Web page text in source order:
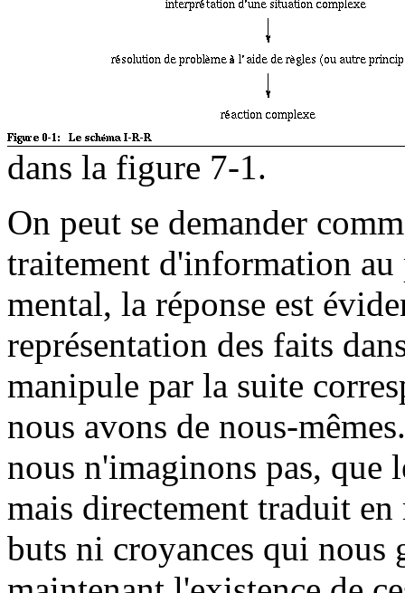
dans la figure 7-1.
On peut se demander
traitement d'information
mental, la réponse est
représentation des faits
manipule par la suite
nous avons de nous-
nous n'imaginons pas, que
mais directement traduit
buts ni croyances qui nous